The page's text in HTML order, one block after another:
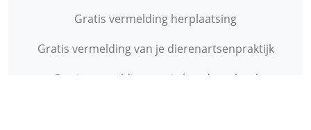
Gratis vermelding herplaatsing
Gratis vermelding van je dierenartsenpraktijk
Gratis vermelding van je hondenschool